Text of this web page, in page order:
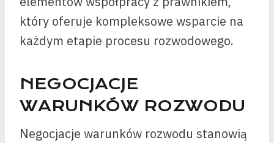
który oferuje kompleksowe wsparcie na
każdym etapie procesu rozwodowego.
NEGOCJACJE
WARUNKÓW ROZWODU
Negocjacje warunków rozwodu stanowią